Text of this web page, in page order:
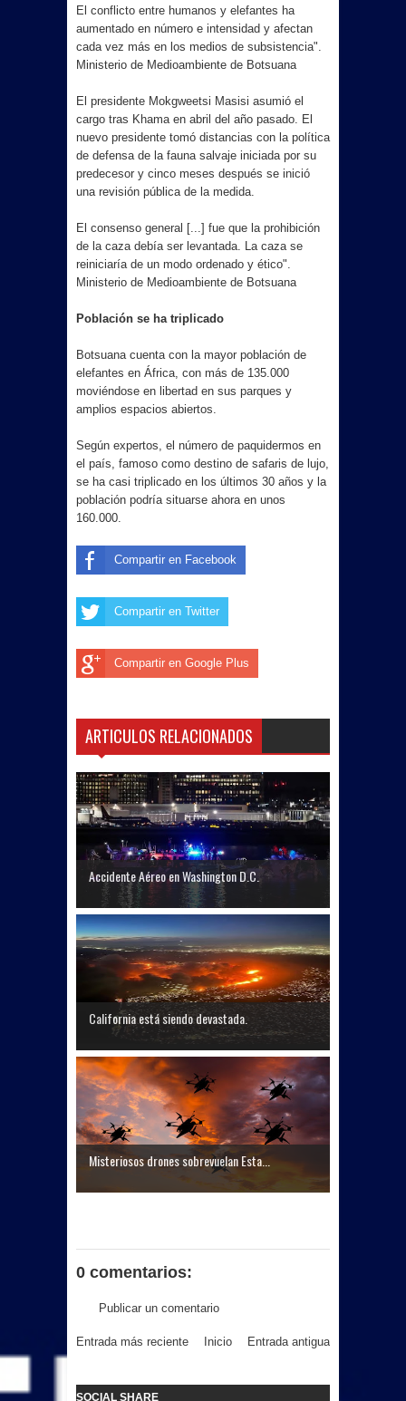
El conflicto entre humanos y elefantes ha
aumentado en número e intensidad y afectan
cada vez más en los medios de subsistencia".
Ministerio de Medioambiente de Botsuana
El presidente Mokgweetsi Masisi asumió el
cargo tras Khama en abril del año pasado. El
nuevo presidente tomó distancias con la política
de defensa de la fauna salvaje iniciada por su
predecesor y cinco meses después se inició
una revisión pública de la medida.
El consenso general [...] fue que la prohibición
de la caza debía ser levantada. La caza se
reiniciaría de un modo ordenado y ético".
Ministerio de Medioambiente de Botsuana
Población se ha triplicado
Botsuana cuenta con la mayor población de
elefantes en África, con más de 135.000
moviéndose en libertad en sus parques y
amplios espacios abiertos.
Según expertos, el número de paquidermos en
el país, famoso como destino de safaris de lujo,
se ha casi triplicado en los últimos 30 años y la
población podría situarse ahora en unos
160.000.
Compartir en Facebook
Compartir en Twitter
Compartir en Google Plus
ARTICULOS RELACIONADOS
Accidente Aéreo en Washington D.C.
California está siendo devastada.
Misteriosos drones sobrevuelan Esta...
0 comentarios:
Publicar un comentario
Entrada más reciente Entrada antigua
Inicio
SOCIAL SHARE